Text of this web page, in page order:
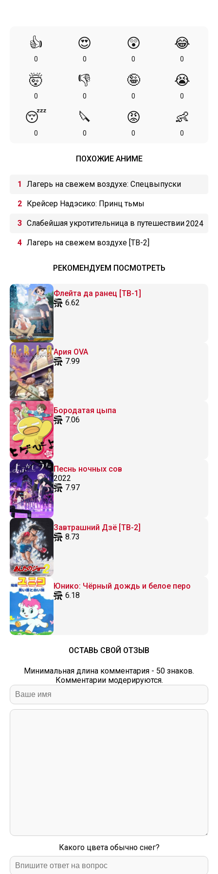
👍
0
😍
0
😲
0
😂
0
🤯
0
👎
0
🤪
0
😭
0
😴
0
🔪
0
😡
0
👶
0
ПОХОЖИЕ АНИМЕ
Лагерь на свежем воздухе: Спецвыпуски
Крейсер Надэсико: Принц тьмы
Слабейшая укротительница в путешествии2024
Лагерь на свежем воздухе [ТВ-2]
РЕКОМЕНДУЕМ ПОСМОТРЕТЬ
Флейта да ранец [ТВ-1]
6.62
Ария OVA
7.99
Бородатая цыпа
7.06
Песнь ночных сов
2022
7.97
Завтрашний Дзё [ТВ-2]
8.73
Юнико: Чёрный дождь и белое перо
6.18
ОСТАВЬ СВОЙ ОТЗЫВ
Минимальная длина комментария - 50 знаков.
Комментарии модерируются.
Какого цвета обычно снег?